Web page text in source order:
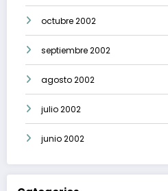
octubre 2002
septiembre 2002
agosto 2002
julio 2002
junio 2002